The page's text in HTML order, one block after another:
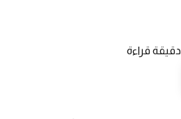
دقيقة قراءة